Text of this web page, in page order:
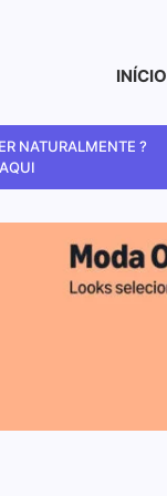
INÍCIO
NATURALMENTE ?